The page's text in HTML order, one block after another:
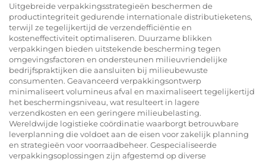
Uitgebreide verpakkingsstrategieën beschermen de
productintegriteit gedurende internationale distributieketens,
terwijl ze tegelijkertijd de verzendefficiëntie en
kosteneffectiviteit optimaliseren. Duurzame blikken
verpakkingen bieden uitstekende bescherming tegen
omgevingsfactoren en ondersteunen milieuvriendelijke
bedrijfspraktijken die aansluiten bij milieubewuste
consumenten. Geavanceerd verpakkingsontwerp
minimaliseert volumineus afval en maximaliseert tegelijkertijd
het beschermingsniveau, wat resulteert in lagere
verzendkosten en een geringere milieubelasting.
Wereldwijde logistieke coördinatie waarborgt betrouwbare
leverplanning die voldoet aan de eisen voor zakelijk planning
en strategieën voor voorraadbeheer. Gespecialiseerde
verpakkingsoplossingen zijn afgestemd op diverse